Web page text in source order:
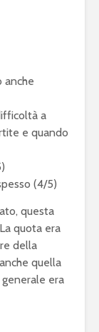
anche
a
e quando
(4/5)
questa
quota era
della
quella
era